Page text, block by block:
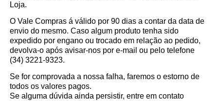
Loja.
O Vale Compras á válido por 90 dias a contar da data de
envio do mesmo. Caso algum produto tenha sido
expedido por engano ou trocado em relação ao pedido,
devolva-o após avisar-nos por e-mail ou pelo telefone
(34) 3221-9323.
Se for comprovada a nossa falha, faremos o estorno de
todos os valores pagos.
Se alguma dúvida ainda persistir, entre em contato